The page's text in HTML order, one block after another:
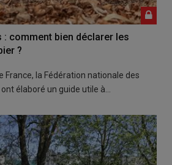
comment bien déclarer les
?
France, la Fédération nationale des
élaboré un guide utile à…